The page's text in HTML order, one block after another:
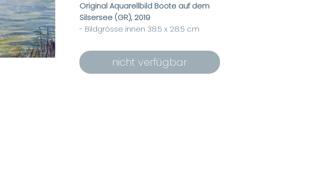
Original Aquarellbild Boote auf dem
Silsersee (GR), 2019
- Bildgrösse innen 38.5 x 28.5 cm
- Mass-Passepartout
- Rahmen aus weissem Kunststoff
- Stabile Aufhängung
nicht verfügbar